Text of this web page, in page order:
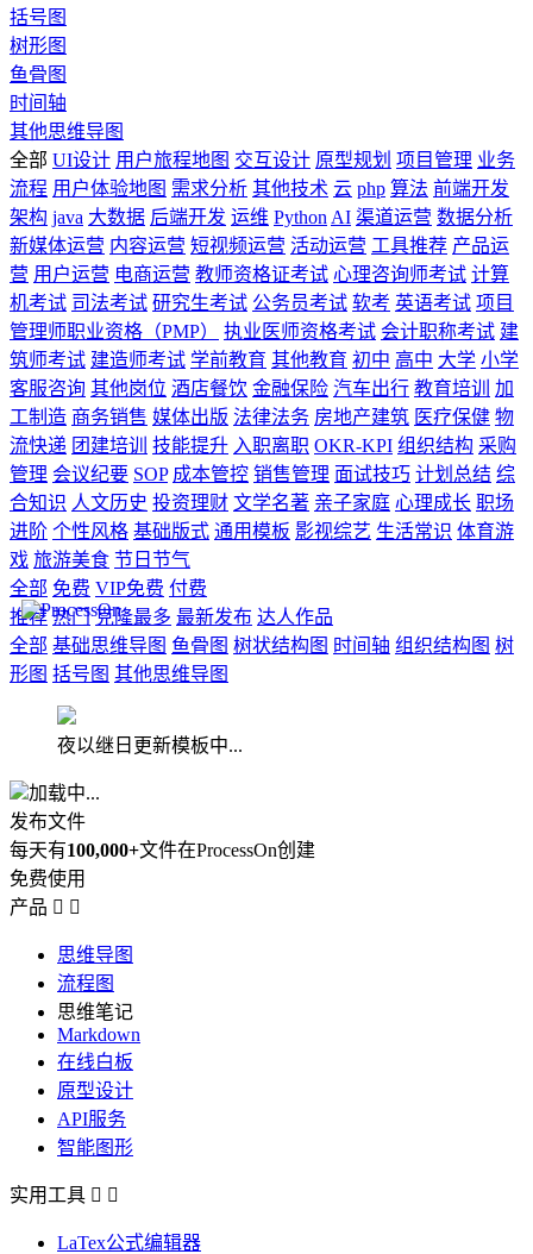
括号图
树形图
鱼骨图
时间轴
其他思维导图
全部 UI设计 用户旅程地图 交互设计 原型规划 项目管理 业务
流程 用户体验地图 需求分析 其他技术 云 php 算法 前端开发
架构 java 大数据 后端开发 运维 Python AI 渠道运营 数据分析
新媒体运营 内容运营 短视频运营 活动运营 工具推荐 产品运
营 用户运营 电商运营 教师资格证考试 心理咨询师考试 计算
机考试 司法考试 研究生考试 公务员考试 软考 英语考试 项目
管理师职业资格（PMP）
执业医师资格考试 会计职称考试 建
筑师考试 建造师考试 学前教育 其他教育 初中 高中 大学 小学
客服咨询 其他岗位 酒店餐饮 金融保险 汽车出行 教育培训
加
工制造 商务销售 媒体出版 法律法务 房地产建筑 医疗保健 物
流快递 团建培训 技能提升 入职离职 OKR-KPI 组织结构 采购
管理 会议纪要 SOP 成本管控 销售管理 面试技巧 计划总结 综
合知识 人文历史 投资理财 文学名著 亲子家庭 心理成长 职场
进阶 个性风格 基础版式 通用模板 影视综艺 生活常识 体育游
戏 旅游美食 节日节气
全部 免费 VIP免费 付费
推荐 热门 克隆最多 最新发布 达人作品
全部 基础思维导图 鱼骨图 树状结构图 时间轴 组织结构图 树
形图 括号图 其他思维导图
夜以继日更新模板中...
加载中...
发布文件
每天有100,000+文件在ProcessOn创建
免费使用
产品  
思维导图
流程图
思维笔记
Markdown
在线白板
原型设计
API服务
智能图形
实用工具  
LaTex公式编辑器